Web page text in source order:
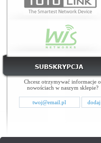
Chcesz otrzymywać informacje o
nowościach w naszym sklepie?